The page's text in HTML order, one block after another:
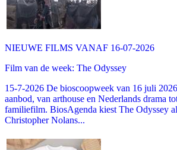
NIEUWE FILMS VANAF 16-07-2026
Film van de week: The Odyssey
15-7-2026 De bioscoopweek van 16 juli
aanbod, van arthouse en Nederlands drama
familiefilm. BiosAgenda kiest The Odyssey
Christopher Nolans...